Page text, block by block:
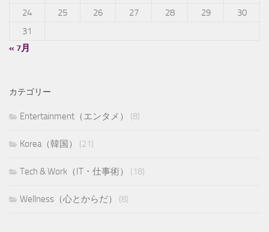
24
25 26 27 28 29
30
31
« 7月
カテゴリー
Entertainment（エンタメ） (8)
Korea（韓国） (21)
Tech & Work（IT・仕事術） (18)
Wellness（心とからだ） (8)